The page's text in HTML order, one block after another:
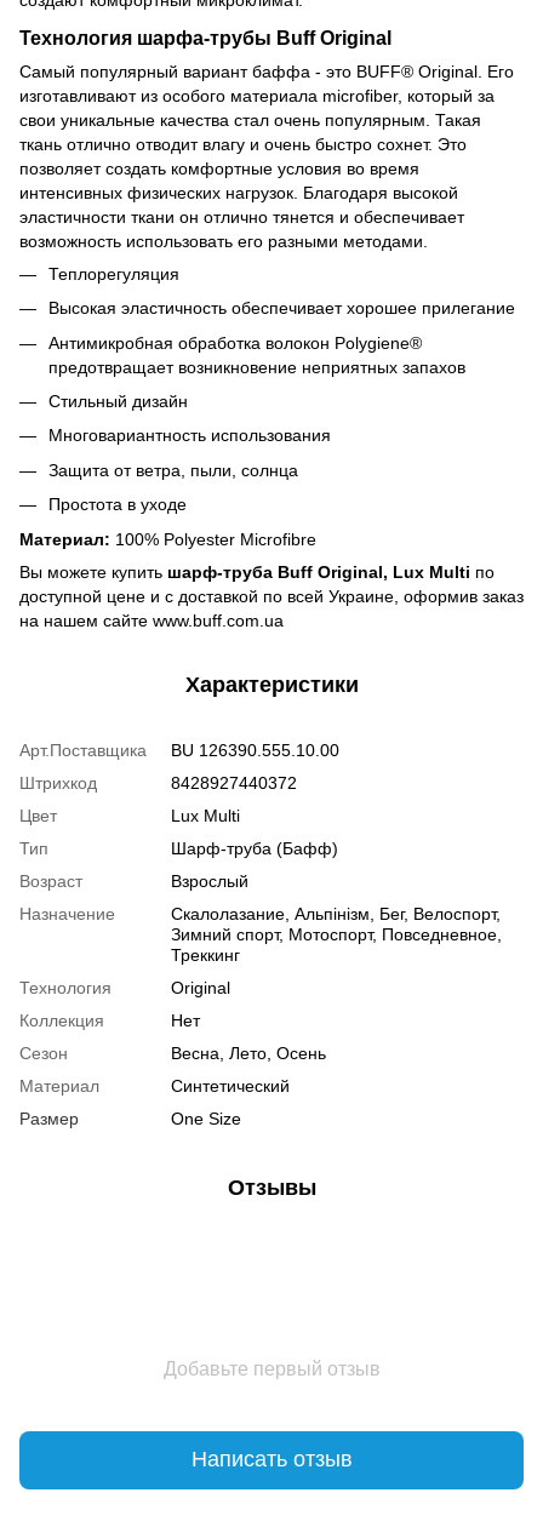
Технология шарфа-трубы Buff Original
Самый популярный вариант баффа - это BUFF® Original. Его
изготавливают из особого материала microfiber, который за
свои уникальные качества стал очень популярным. Такая
ткань отлично отводит влагу и очень быстро сохнет. Это
позволяет создать комфортные условия во время
интенсивных физических нагрузок. Благодаря высокой
эластичности ткани он отлично тянется и обеспечивает
возможность использовать его разными методами.
Теплорегуляция
Высокая эластичность обеспечивает хорошее прилегание
Антимикробная обработка волокон Polygiene®
предотвращает возникновение неприятных запахов
Стильный дизайн
Многовариантность использования
Защита от ветра, пыли, солнца
Простота в уходе
Материал: 100% Polyester Microfibre
Вы можете купить шарф-труба Buff Original, Lux Multi по
доступной цене и с доставкой по всей Украине, оформив заказ
на нашем сайте www.buff.com.ua
Характеристики
Арт.Поставщика
BU 126390.555.10.00
Штрихкод
8428927440372
Цвет
Lux Multi
Тип
Шарф-труба (Бафф)
Возраст
Взрослый
Назначение
Скалолазание, Альпінізм, Бег, Велоспорт,
Зимний спорт, Мотоспорт, Повседневное,
Треккинг
Технология
Original
Коллекция
Нет
Сезон
Весна, Лето, Осень
Материал
Синтетический
Размер
One Size
Отзывы
Добавьте первый отзыв
Написать отзыв